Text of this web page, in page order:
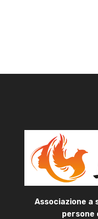
Associazione a
persone